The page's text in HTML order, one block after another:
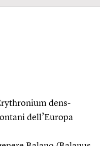
dens-
dell’Europa